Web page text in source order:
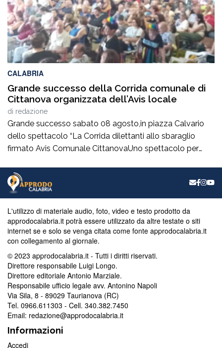
CALABRIA
Grande successo della Corrida comunale di
Cittanova organizzata dell’Avis locale
di redazione
Grande successo sabato 08 agosto,in piazza Calvario
dello spettacolo “La Corrida dilettanti allo sbaraglio
firmato Avis Comunale CittanovaUno spettacolo per
condotto da Simona Caruso e Franco Macrì.La
presidente ha sottolineato che tutti i donatori sono la
Luce che illumina il buio di molti. Se ci sono i donatori, la
[…]
L'utilizzo di materiale audio, foto, video e testo prodotto da
approdocalabria.it potrà essere utilizzato da altre testate o siti
internet se e solo se venga citata come fonte approdocalabria.it
con collegamento al giornale.
© 2023 approdocalabria.it - Tutti i diritti riservati.
Direttore responsabile Luigi Longo.
Direttore editoriale Antonio Marziale.
Responsabile ufficio legale avv. Antonino Napoli
Via Sila, 8 - 89029 Taurianova (RC)
Tel. 0966.611303 - Cell. 340.382.7450
Email: redazione@approdocalabria.it
Informazioni
Accedi